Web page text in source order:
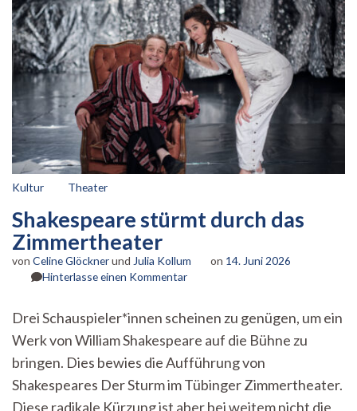
Kultur Theater
Shakespeare stürmt durch das
Zimmertheater
von Celine Glöcknerund Julia Kollum on 14. Juni 2026
Hinterlasse einen Kommentarzu
durch
das
Zimmertheater
Drei Schauspieler*innen scheinen zu genügen, um ein
Werk von William Shakespeare auf die Bühne zu
bringen. Dies bewies die Aufführung von
Shakespeares Der Sturm im Tübinger Zimmertheater.
Diese radikale Kürzung ist aber bei weitem nicht die